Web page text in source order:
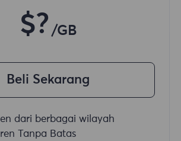
$? /GB
Beli Sekarang
dari berbagai wilayah
Tanpa Batas